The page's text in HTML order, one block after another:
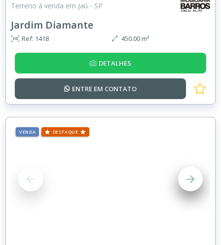
Terreno à venda em Jaú - SP
Jardim Diamante
Ref: 1418 450.00 m²
DETALHES
ENTRE EM CONTATO
VENDA DESTAQUE